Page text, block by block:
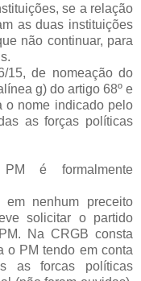
se a relação
as duas instituições
não continuar, para
15, de nomeação do
g) do artigo 68º e
o nome indicado pelo
as forças políticas
é formalmente
em nenhum preceito
solicitar o partido
Na CRGB consta
o PM tendo em conta
as forcas políticas